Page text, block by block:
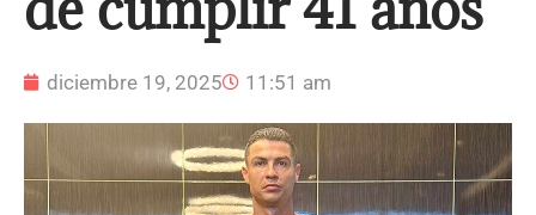
diciembre 19, 2025 11:51 am